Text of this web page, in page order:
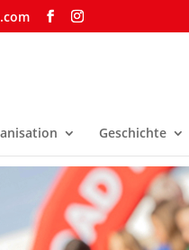
Geschichte